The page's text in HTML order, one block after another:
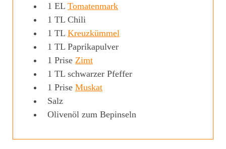
1 EL Tomatenmark
1 TL Chili
1 TL Kreuzkümmel
1 TL Paprikapulver
1 Prise Zimt
1 TL schwarzer Pfeffer
1 Prise Muskat
Salz
Olivenöl zum Bepinseln